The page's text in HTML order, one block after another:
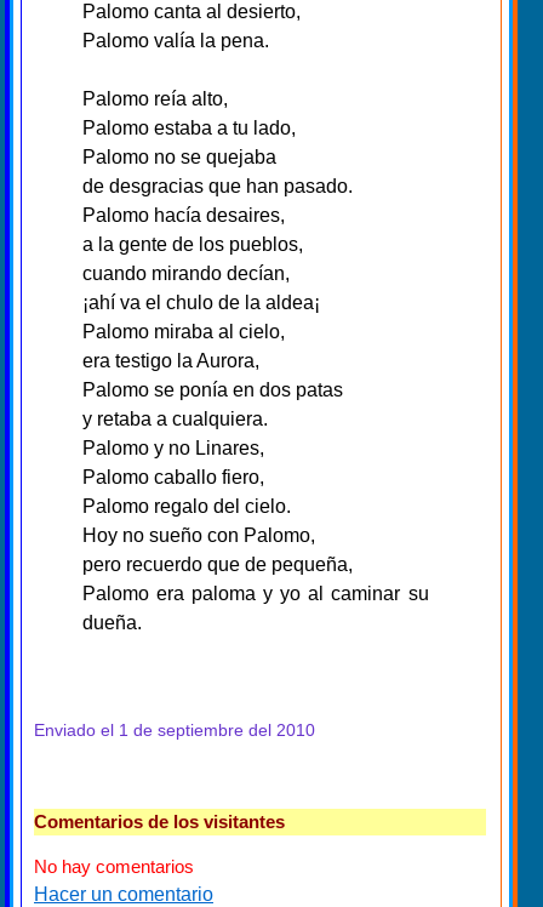
Palomo canta al desierto,
Palomo valía la pena.
Palomo reía alto,
Palomo estaba a tu lado,
Palomo no se quejaba
de desgracias que han pasado.
Palomo hacía desaires,
a la gente de los pueblos,
cuando mirando decían,
¡ahí va el chulo de la aldea¡
Palomo miraba al cielo,
era testigo la Aurora,
Palomo se ponía en dos patas
y retaba a cualquiera.
Palomo y no Linares,
Palomo caballo fiero,
Palomo regalo del cielo.
Hoy no sueño con Palomo,
pero recuerdo que de pequeña,
Palomo era paloma y yo al caminar su
dueña.
Enviado el 1 de septiembre del 2010
Comentarios de los visitantes
No hay comentarios
Hacer un comentario